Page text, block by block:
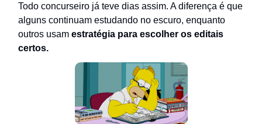
Todo concurseiro já teve dias assim. A diferença é que
alguns continuam estudando no escuro, enquanto
outros usam estratégia para escolher os editais
certos.